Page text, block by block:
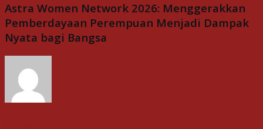
Astra Women Network 2026: Menggerakkan
Pemberdayaan Perempuan Menjadi Dampak
Nyata bagi Bangsa